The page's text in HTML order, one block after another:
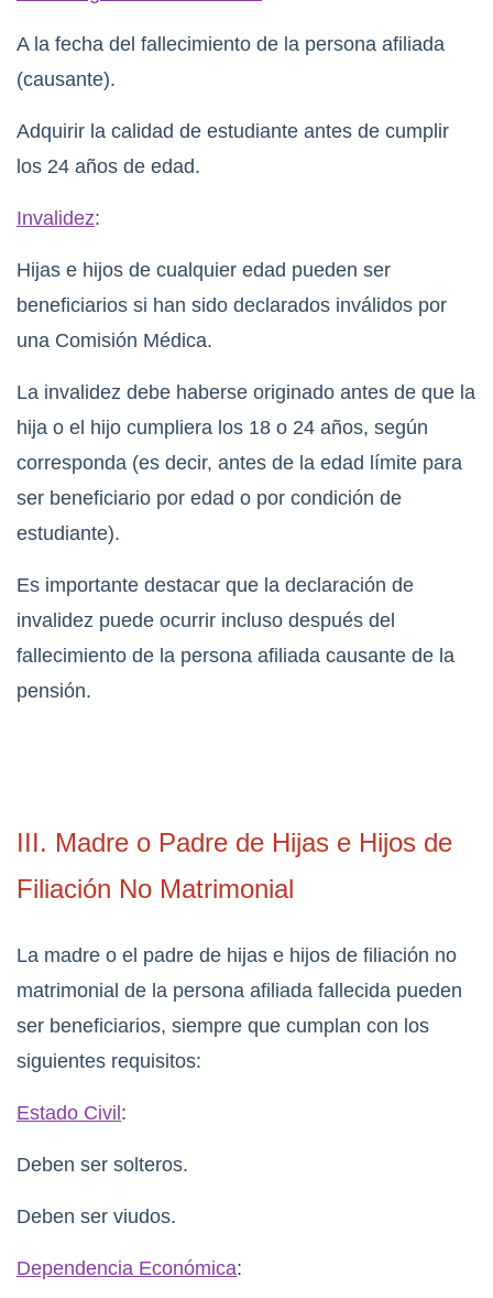
A la fecha del fallecimiento de la persona afiliada
(causante).
Adquirir la calidad de estudiante antes de cumplir
los 24 años de edad.
Invalidez:
Hijas e hijos de cualquier edad pueden ser
beneficiarios si han sido declarados inválidos por
una Comisión Médica.
La invalidez debe haberse originado antes de que la
hija o el hijo cumpliera los 18 o 24 años, según
corresponda (es decir, antes de la edad límite para
ser beneficiario por edad o por condición de
estudiante).
Es importante destacar que la declaración de
invalidez puede ocurrir incluso después del
fallecimiento de la persona afiliada causante de la
pensión.
III. Madre o Padre de Hijas e Hijos de
Filiación No Matrimonial
La madre o el padre de hijas e hijos de filiación no
matrimonial de la persona afiliada fallecida pueden
ser beneficiarios, siempre que cumplan con los
siguientes requisitos:
Estado Civil:
Deben ser solteros.
Deben ser viudos.
Dependencia Económica: